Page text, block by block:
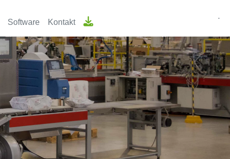
Software Kontakt
.